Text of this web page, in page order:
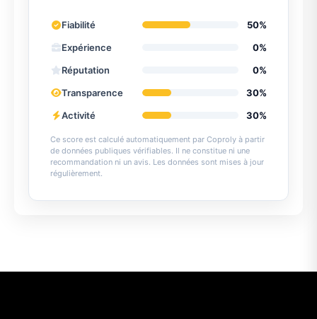
Fiabilité
50%
Expérience
0%
Réputation
0%
Transparence
30%
Activité
30%
Ce score est calculé automatiquement par Coproly à partir
de données publiques vérifiables. Il ne constitue ni une
recommandation ni un avis. Les données sont mises à jour
régulièrement.